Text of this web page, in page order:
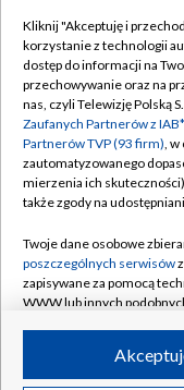
Abonament TVP
Emisja w TVP
Centrum
Naziemna
Rada Programowa
System NOS
Informacje o
Program dla prasy
Kliknij "Akceptuję i
korzystanie z technologii
dostęp do informacji na
przechowywanie oraz na
nas, czyli Telewizję Polską
Zaufanych Partnerów z
Partnerów TVP (93 firm), w
zautomatyzowanego
mierzenia ich
także zgody na
Twoje dane osobowe
poszczególnych serwisów
zapisywane za pomocą
WWW lub innych
ruchu w Internecie.